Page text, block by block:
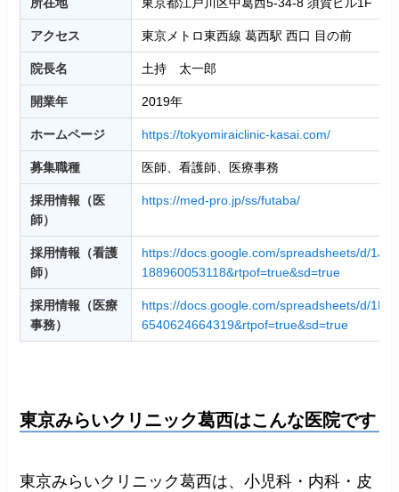
アクセス 東京メトロ東西線 葛西駅 西口 目の前
院長名 土持 太一郎
開業年 2019年
ホームページ https://tokyomiraiclinic-kasai.com/
募集職種 医師、看護師、医療事務
採用情報（医
師）
https://med-pro.jp/ss/futaba/
採用情報（看護
師）
https://docs.google.com/spreadsheets/d/
188960053118&rtpof=true&sd=true
採用情報（医療
事務）
https://docs.google.com/spreadsheets/d/
6540624664319&rtpof=true&sd=true
東京みらいクリニック葛西はこんな医院です
東京みらいクリニック葛西は、小児科・内科・皮